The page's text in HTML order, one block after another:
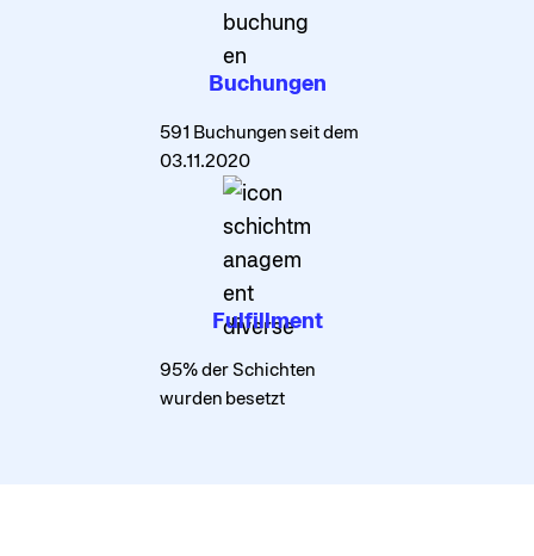
Buchungen
591 Buchungen seit dem
03.11.2020
Fulfillment
95% der Schichten
wurden besetzt